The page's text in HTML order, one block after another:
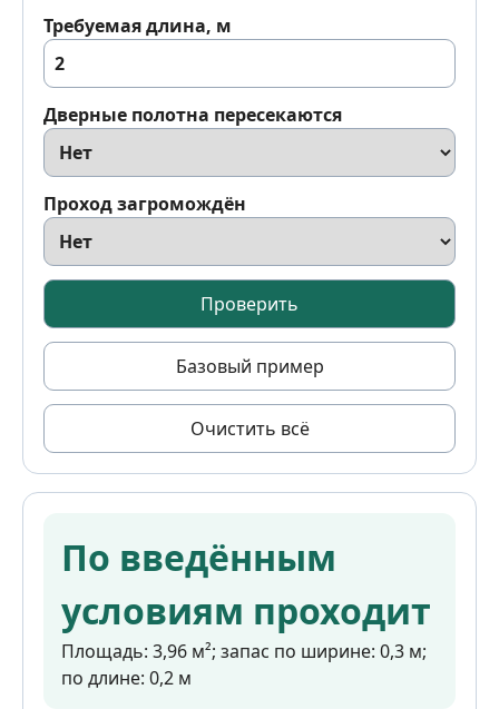
Требуемая длина, м
Дверные полотна пересекаются
Проход загромождён
Проверить
Базовый пример
Очистить всё
По введённым
условиям проходит
Площадь: 3,96 м²; запас по ширине: 0,3 м;
по длине: 0,2 м